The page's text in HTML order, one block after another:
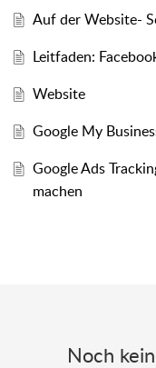
Auf der Website-
Leitfaden:
Website
Google My
Google Ads
machen
Noch